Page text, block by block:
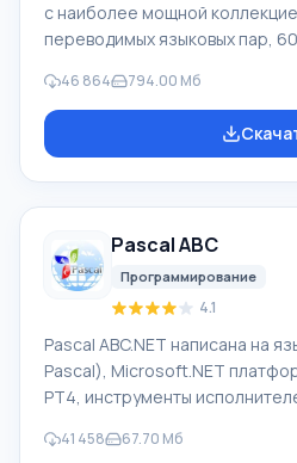
с наиболее мощной
переводимых языковых пар,
разработчик систем перевода
пользователей и корпораций.
обеспечивается перевод
русского интерфейса или
иностранной компани
46 864 794.00 Мб
Pascal ABC
Программирование
4.1
Pascal ABC.NET написана на
Pascal), Microsoft.NET
PT4, инструменты
изучении программирования.
41 458 67.70 Мб